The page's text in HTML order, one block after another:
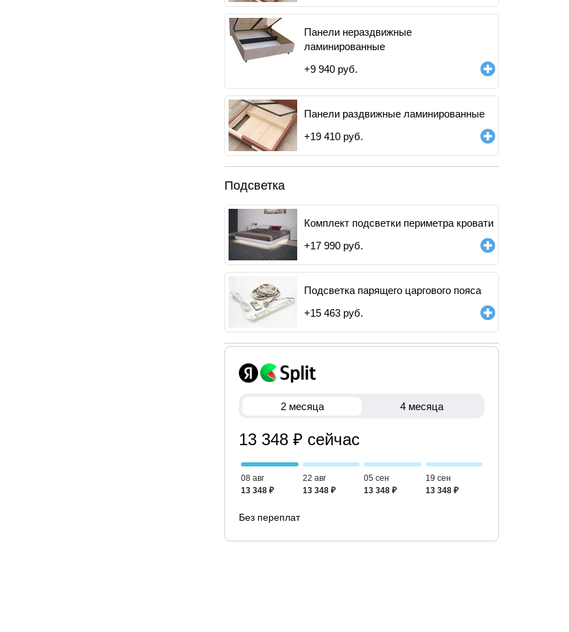
Панели нераздвижные
ламинированные
+9 940 руб.
Панели раздвижные ламинированные
+19 410 руб.
Подсветка
Комплект подсветки периметра кровати
+17 990 руб.
Подсветка парящего царгового пояса
+15 463 руб.
2 месяца 4 месяца
13 348 ₽ сейчас
08 авг
13 348 ₽
22 авг
13 348 ₽
05 сен
13 348 ₽
19 сен
13 348 ₽
Без переплат